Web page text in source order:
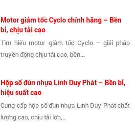
Motor giảm tốc Cyclo chính hãng – Bền
bỉ, chịu tải cao
Tìm hiểu motor giảm tốc Cyclo – giải pháp
truyền động chịu tải cao, bền...
Hộp số đùn nhựa Linh Duy Phát – Bền bỉ,
hiệu suất cao
Cung cấp hộp số đùn nhựa Linh Duy Phát chất
lượng cao, chịu tải lớn,...